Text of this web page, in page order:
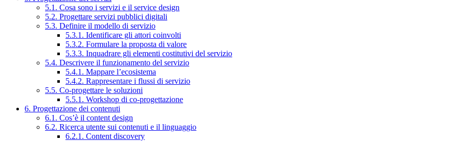
5.1. Cosa sono i servizi e il service design
5.2. Progettare servizi pubblici digitali
5.3. Definire il modello di servizio
5.3.1. Identificare gli attori coinvolti
5.3.2. Formulare la proposta di valore
5.3.3. Inquadrare gli elementi costitutivi del servizio
5.4. Descrivere il funzionamento del servizio
5.4.1. Mappare l’ecosistema
5.4.2. Rappresentare i flussi di servizio
5.5. Co-progettare le soluzioni
5.5.1. Workshop di co-progettazione
6. Progettazione dei contenuti
6.1. Cos’è il content design
6.2. Ricerca utente sui contenuti e il linguaggio
6.2.1. Content discovery